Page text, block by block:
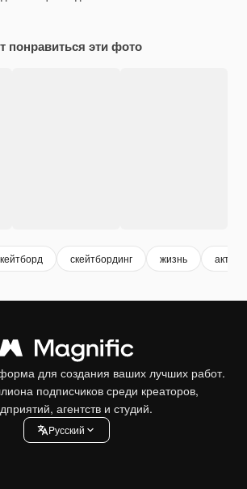
понравиться эти фото
скейтбординг жизнь
для создания ваших лучших работ.
подписчиков среди креаторов,
агентств и студий.
Pусский